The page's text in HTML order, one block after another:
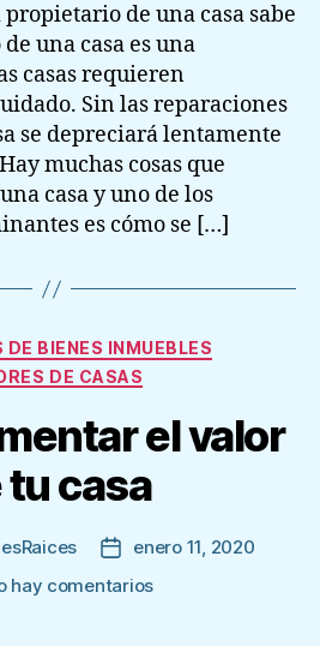
de una casa sabe
una casa es una
casas requieren
Sin las reparaciones
se depreciará lentamente
muchas cosas que
casa y uno de los
es cómo se […]
Categories
DE BIENES INMUEBLES
DE CASAS
el valor
tu casa
Post
date
enero 11, 2020
hay comentariosen